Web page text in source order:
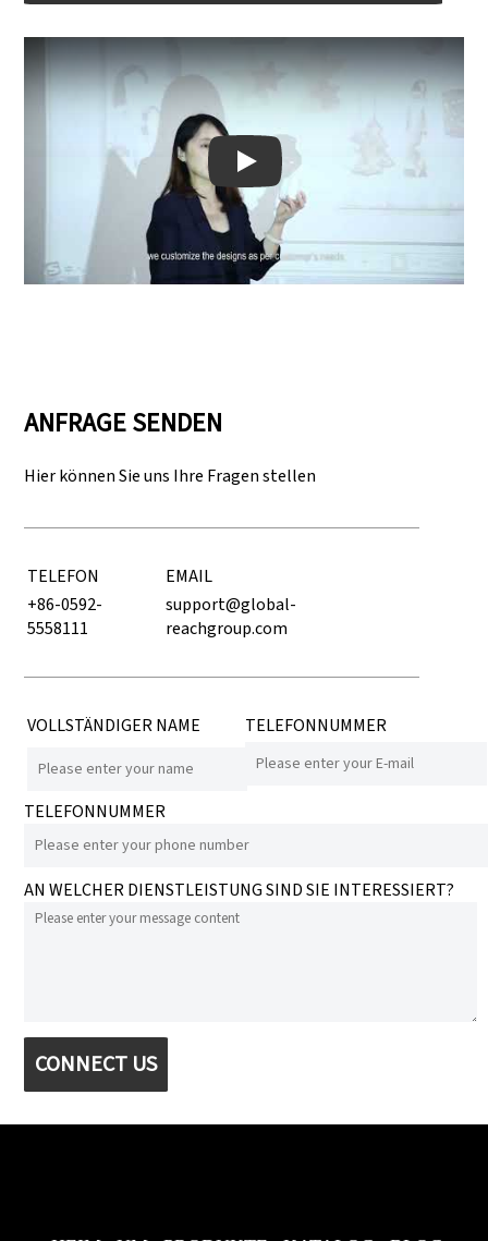
Play: Keynote (Google I/O '18)
ANFRAGE SENDEN
Hier können Sie uns Ihre Fragen stellen
TELEFON
EMAIL
+86-0592-
5558111
support@global-
reachgroup.com
VOLLSTÄNDIGER NAME TELEFONNUMMER
TELEFONNUMMER
AN WELCHER DIENSTLEISTUNG SIND SIE INTERESSIERT?
CONNECT US